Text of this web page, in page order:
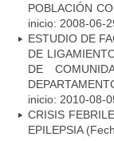
POBLACIÓN
inicio: 2008-06-
ESTUDIO DE
DE
DE
inicio: 2010-08-
CRISIS
EPILEPSIA